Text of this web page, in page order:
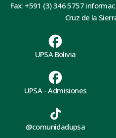
Fax: +591 (3) 346 5757
Cruz de la
UPSA Bolivia
UPSA - Admisiones
@comunidadupsa